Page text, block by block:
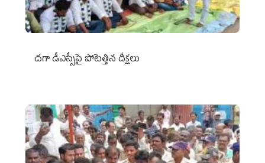
దగా డీఎస్సీపై పోటెత్తిన దీక్షలు